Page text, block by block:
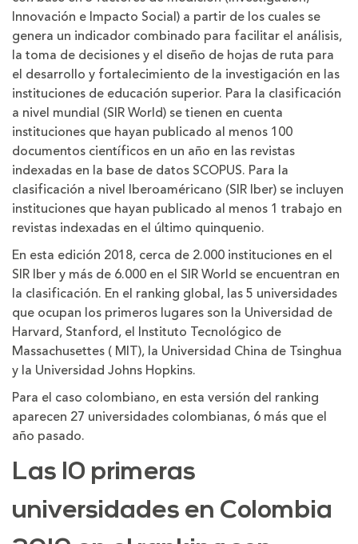
Innovación e Impacto Social) a partir de los cuales se
genera un indicador combinado para facilitar el análisis,
la toma de decisiones y el diseño de hojas de ruta para
el desarrollo y fortalecimiento de la investigación en las
instituciones de educación superior. Para la clasificación
a nivel mundial (SIR World) se tienen en cuenta
instituciones que hayan publicado al menos 100
documentos científicos en un año en las revistas
indexadas en la base de datos SCOPUS. Para la
clasificación a nivel Iberoaméricano (SIR Iber) se incluyen
instituciones que hayan publicado al menos 1 trabajo en
revistas indexadas en el último quinquenio.
En esta edición 2018, cerca de 2.000 instituciones en el
SIR Iber y más de 6.000 en el SIR World se encuentran en
la clasificación. En el ranking global, las 5 universidades
que ocupan los primeros lugares son la Universidad de
Harvard, Stanford, el Instituto Tecnológico de
Massachusettes ( MIT), la Universidad China de Tsinghua
y la Universidad Johns Hopkins.
Para el caso colombiano, en esta versión del ranking
aparecen 27 universidades colombianas, 6 más que el
año pasado.
Las 10 primeras
universidades en Colombia